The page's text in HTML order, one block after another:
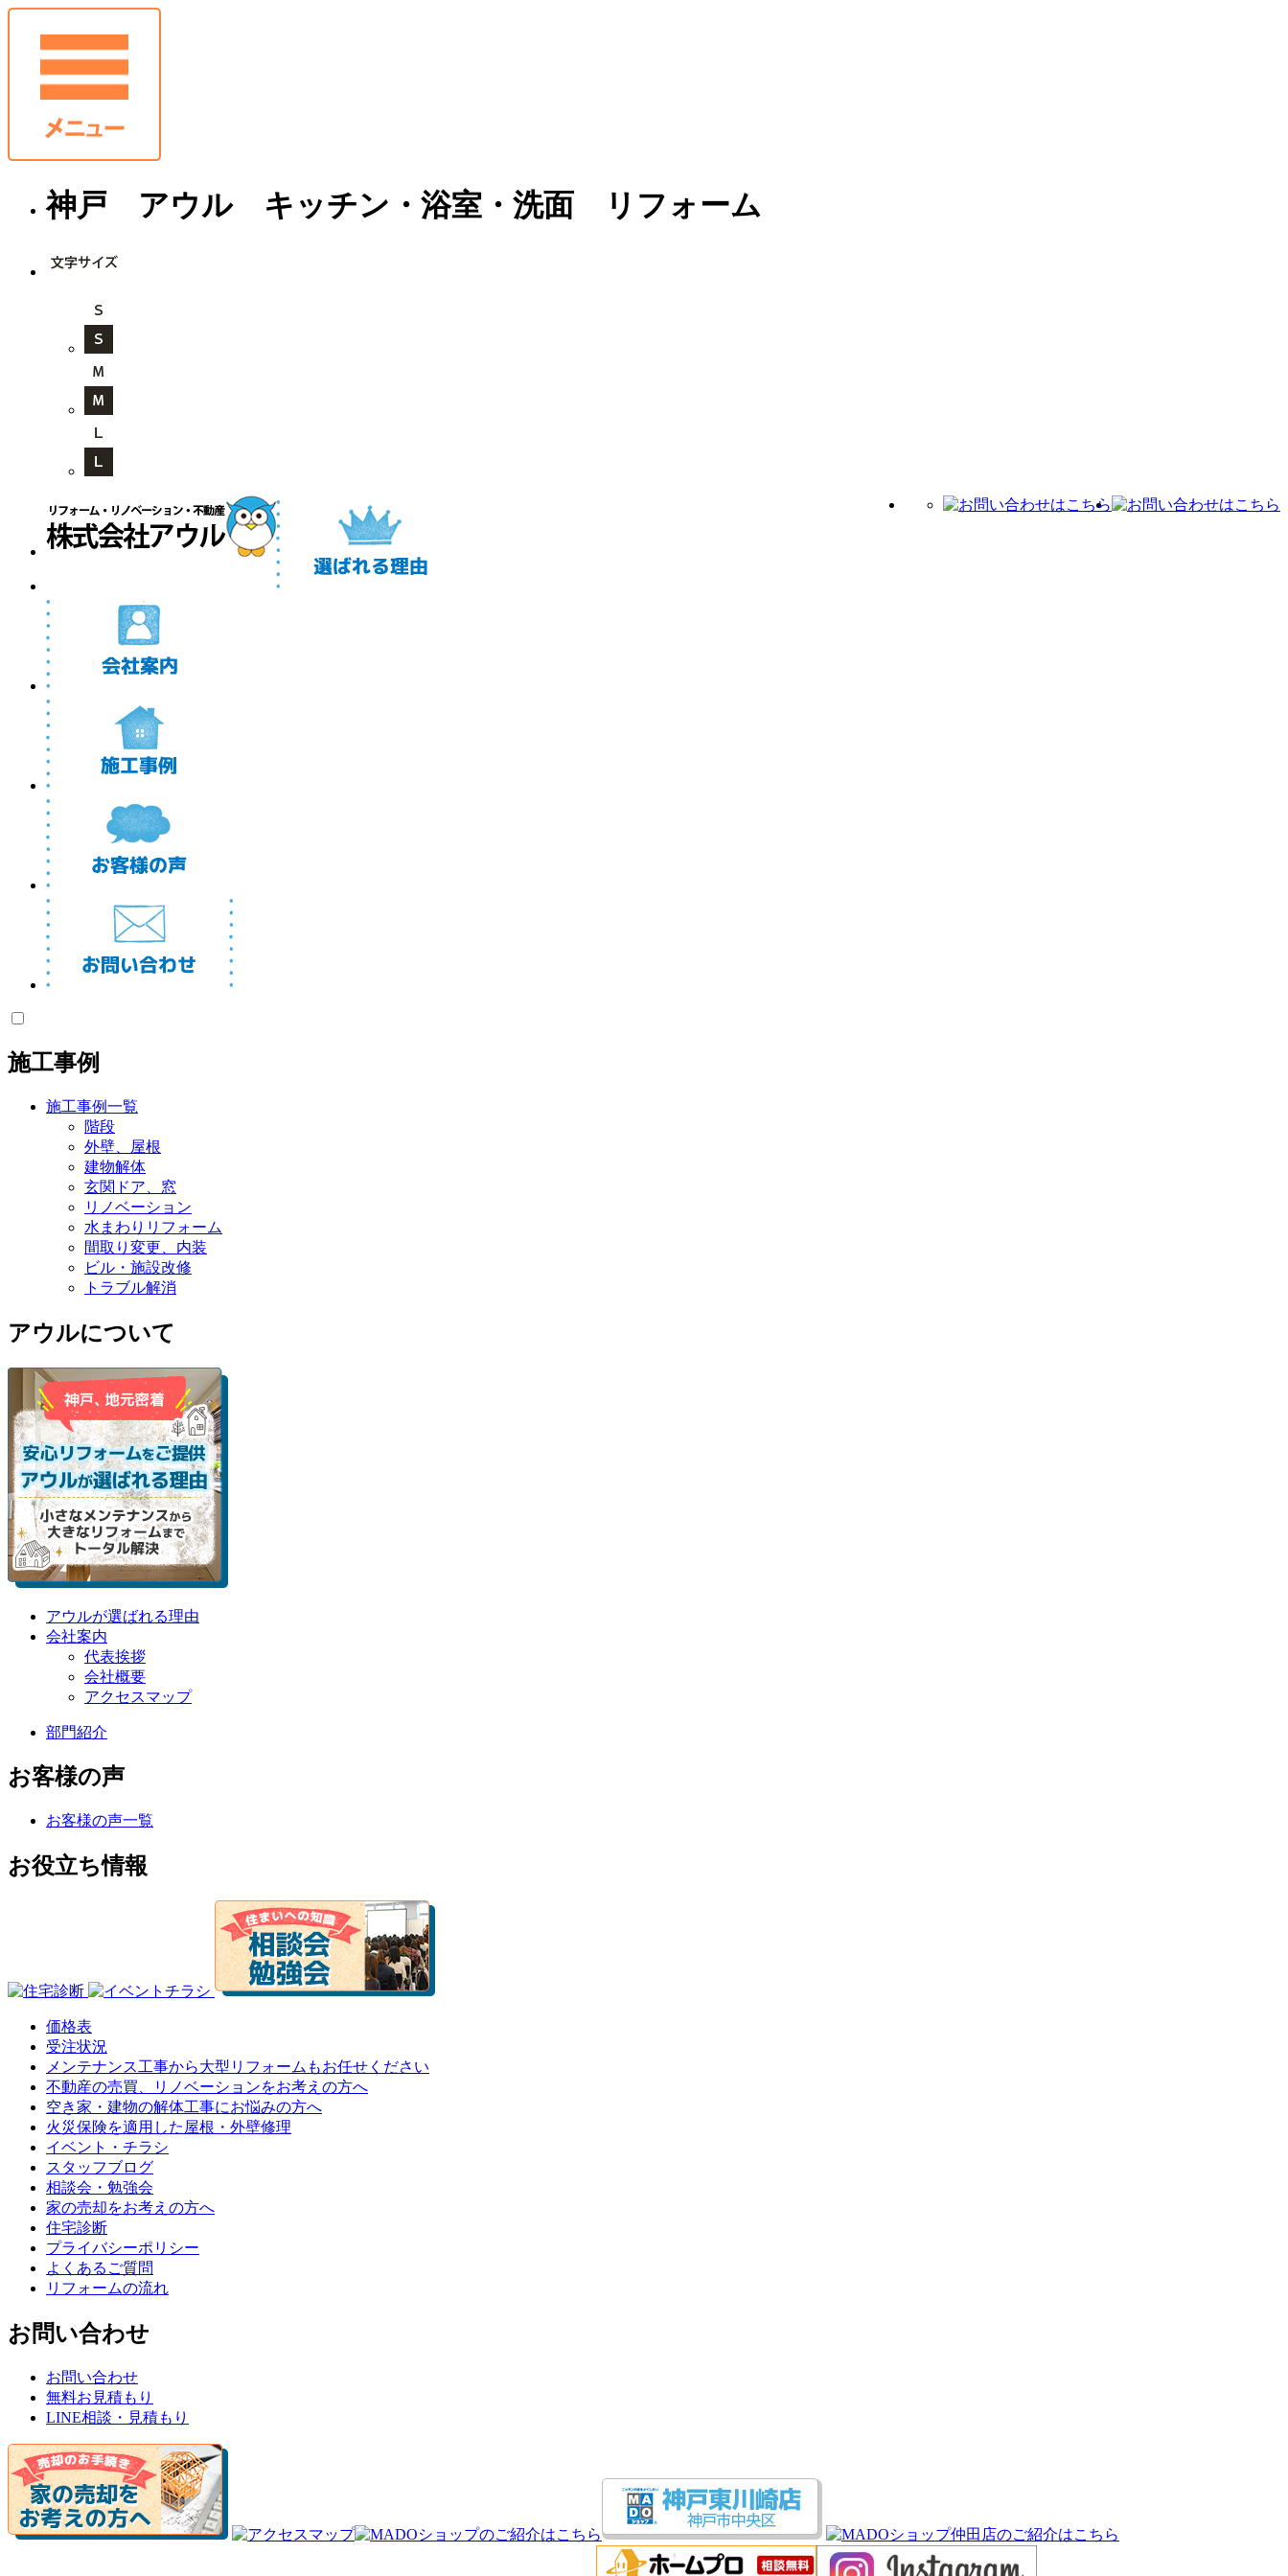
神戸 アウル キッチン・浴室・洗面 リフォーム
施工事例
施工事例一覧
階段
外壁、屋根
建物解体
玄関ドア、窓
リノベーション
水まわりリフォーム
間取り変更、内装
ビル・施設改修
トラブル解消
アウルについて
アウルが選ばれる理由
会社案内
代表挨拶
会社概要
アクセスマップ
部門紹介
お客様の声
お客様の声一覧
お役立ち情報
価格表
受注状況
メンテナンス工事から大型リフォームもお任せください
不動産の売買、リノベーションをお考えの方へ
空き家・建物の解体工事にお悩みの方へ
火災保険を適用した屋根・外壁修理
イベント・チラシ
スタッフブログ
相談会・勉強会
家の売却をお考えの方へ
住宅診断
プライバシーポリシー
よくあるご質問
リフォームの流れ
お問い合わせ
お問い合わせ
無料お見積もり
LINE相談・見積もり